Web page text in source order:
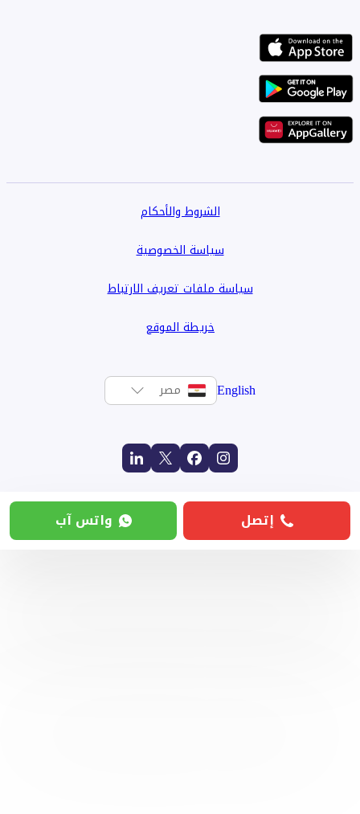
الشروط والأحكام
سياسة الخصوصية
سياسة ملفات تعريف الارتباط
خريطة الموقع
English مصر
إتصل واتس آب